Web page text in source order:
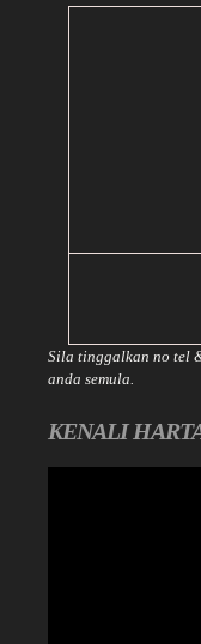
Sila tinggalkan no tel
anda semula.
KENALI